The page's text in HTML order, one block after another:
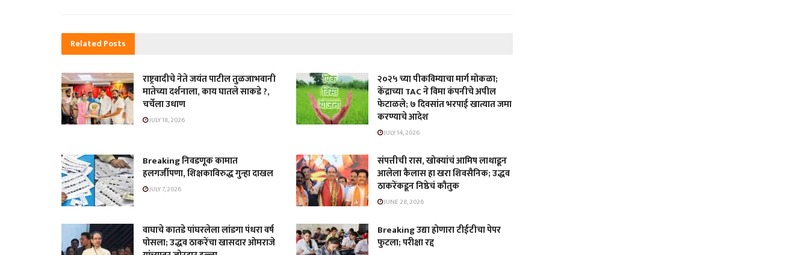
Related Posts
राष्ट्रवादीचे नेते जयंत पाटील तुळजाभवानी
मातेच्या दर्शनाला, काय घातले साकडे ?,
चर्चेला उधाण
JULY 18, 2026
२०२५ च्या पीकविम्याचा मार्ग मोकळा;
केंद्राच्या TAC ने विमा कंपनीचे अपील
फेटाळले; ७ दिवसांत भरपाई खात्यात जमा
करण्याचे आदेश
JULY 14, 2026
Breaking निवडणूक कामात
हलगर्जीपणा, शिक्षकाविरुद्ध गुन्हा दाखल
JULY 7, 2026
संपत्तीची रास, खोक्यांचं आमिष लाथाडून
आलेला कैलास हा खरा शिवसैनिक; उद्धव
ठाकरेंकडून निष्ठेचं कौतुक
JUNE 28, 2026
वाघाचे कातडे पांघरलेला लांडगा पंधरा वर्ष
पोसला; उद्धव ठाकरेंचा खासदार ओमराजे
Breaking उद्या होणारा टीईटीचा पेपर
फुटला; परीक्षा रद्द